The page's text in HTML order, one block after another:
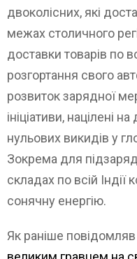
двоколісних, які
межах столичного
доставки товарів по
розгортання свого
розвиток зарядної
ініціативи, націлені
нульових викидів у
Зокрема для
складах по всій Індії
сонячну енергію.
Як раніше